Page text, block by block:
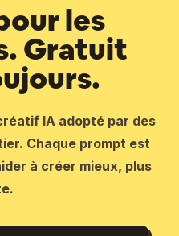
les
Gratuit
IA adopté par des
Chaque prompt est
à créer mieux, plus